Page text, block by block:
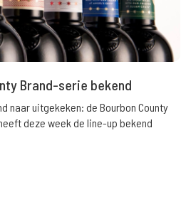
Brand-serie bekend
naar uitgekeken: de Bourbon County
deze week de line-up bekend